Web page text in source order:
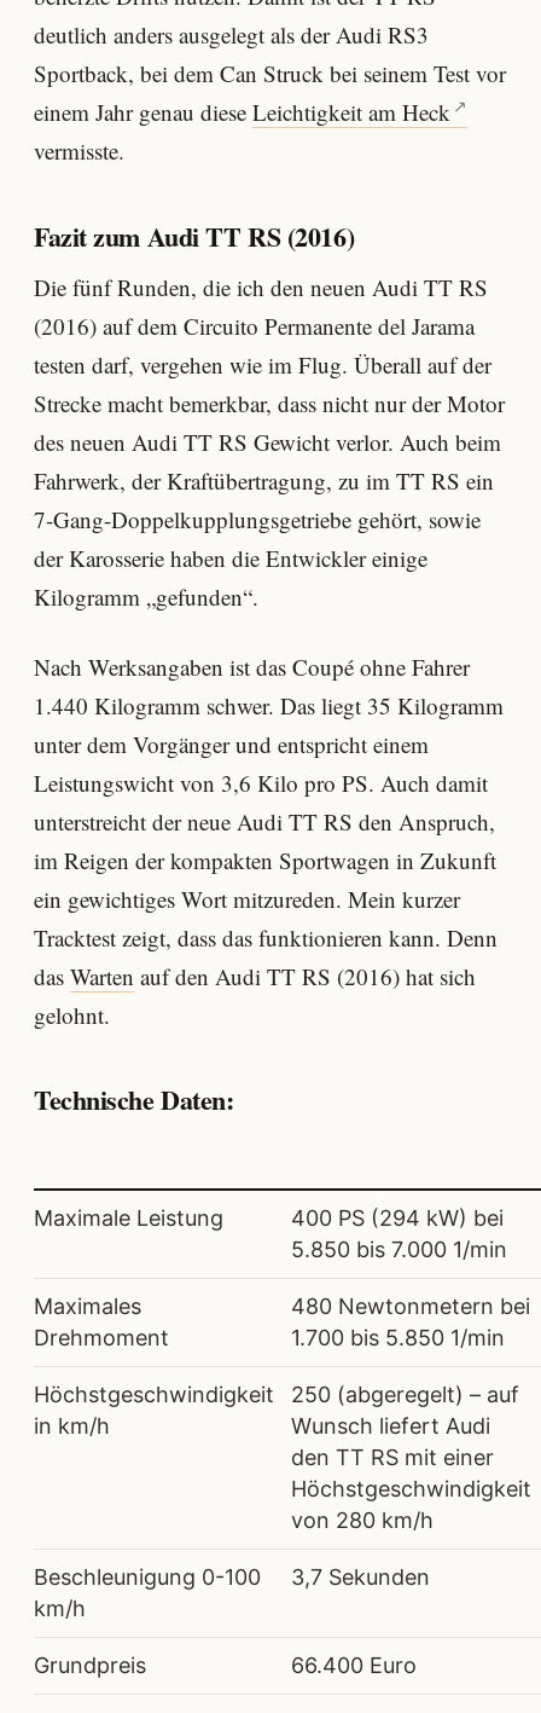
deutlich anders ausgelegt als der Audi RS3
Sportback, bei dem Can Struck bei seinem Test vor
einem Jahr genau diese Leichtigkeit am Heck
vermisste.
Fazit zum Audi TT RS (2016)
Die fünf Runden, die ich den neuen Audi TT RS
(2016) auf dem Circuito Permanente del Jarama
testen darf, vergehen wie im Flug. Überall auf der
Strecke macht bemerkbar, dass nicht nur der Motor
des neuen Audi TT RS Gewicht verlor. Auch beim
Fahrwerk, der Kraftübertragung, zu im TT RS ein
7-Gang-Doppelkupplungsgetriebe gehört, sowie
der Karosserie haben die Entwickler einige
Kilogramm „gefunden“.
Nach Werksangaben ist das Coupé ohne Fahrer
1.440 Kilogramm schwer. Das liegt 35 Kilogramm
unter dem Vorgänger und entspricht einem
Leistungswicht von 3,6 Kilo pro PS. Auch damit
unterstreicht der neue Audi TT RS den Anspruch,
im Reigen der kompakten Sportwagen in Zukunft
ein gewichtiges Wort mitzureden. Mein kurzer
Tracktest zeigt, dass das funktionieren kann. Denn
das Warten auf den Audi TT RS (2016) hat sich
gelohnt.
Technische Daten:
Maximale Leistung
400 PS (294 kW) bei
5.850 bis 7.000 1/min
Maximales
Drehmoment
480 Newtonmetern bei
1.700 bis 5.850 1/min
Höchstgeschwindigkeit
in km/h
250 (abgeregelt) – auf
Wunsch liefert Audi
den TT RS mit einer
Höchstgeschwindigkeit
von 280 km/h
Beschleunigung 0-100
km/h
3,7 Sekunden
Grundpreis 66.400 Euro